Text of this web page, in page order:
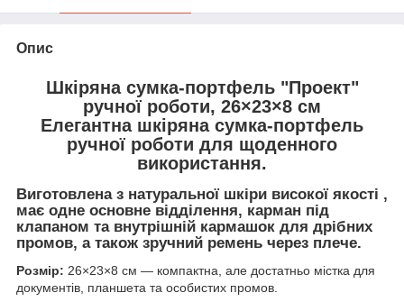
Опис
Шкіряна сумка-портфель "Проект"
ручної роботи, 26×23×8 см
Елегантна шкіряна сумка-портфель
ручної роботи для щоденного
використання.
Виготовлена ​​з натуральної шкіри високої якості ,
має одне основне відділення, карман під
клапаном та внутрішній кармашок для дрібних
промов, а також зручний ремень через плече.
Розмір: 26×23×8 см — компактна, але достатньо містка для
документів, планшета та особистих промов.